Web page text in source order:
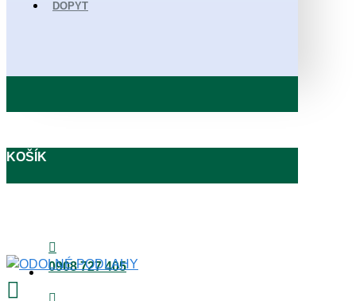
DOPYT
KOŠÍK
0908 727 405